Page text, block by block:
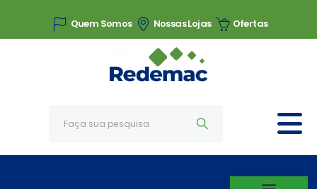
Quem Somos Nossas Lojas Ofertas